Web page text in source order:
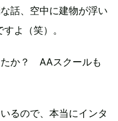
話、空中に建物が浮い
よ（笑）。
か？ AAスクールも
るので、本当にインタ